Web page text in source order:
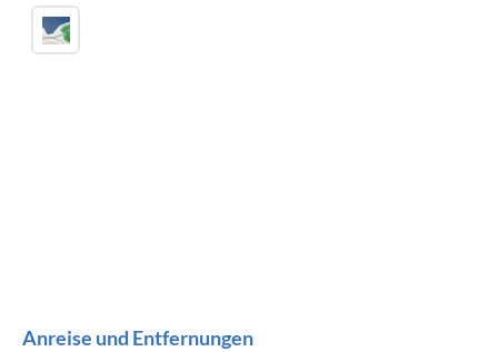
Anreise und Entfernungen